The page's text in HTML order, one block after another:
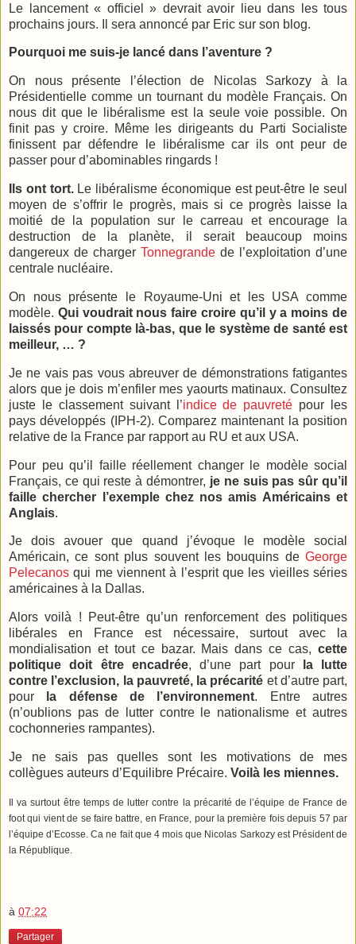
Le lancement « officiel » devrait avoir lieu dans les tous
prochains jours. Il sera annoncé par Eric sur son blog.
Pourquoi me suis-je lancé dans l’aventure ?
On nous présente l’élection de Nicolas Sarkozy à
la
Présidentielle comme un tournant du modèle Français. On
nous dit que le libéralisme est la seule voie possible. On
finit pas y croire. Même les dirigeants du Parti Socialiste
finissent par défendre le libéralisme car ils ont peur de
passer pour d’abominables ringards !
Ils ont tort.Le libéralisme économique est peut-être le seul
moyen de s’offrir le progrès, mais si ce progrès laisse la
moitié de la population sur le carreau et encourage la
destruction de la planète, il serait beaucoup moins
dangereux de charger Tonnegrande de l’exploitation d’une
centrale nucléaire.
On nous présente le Royaume-Uni et les USA comme
modèle. Qui voudrait nous faire croire qu’il y a moins de
laissés pour compte là-bas, que le système de santé est
meilleur, … ?
Je ne vais pas vous abreuver de démonstrations fatigantes
alors que je dois m’enfiler mes yaourts matinaux. Consultez
juste le classement suivant l’indice de pauvreté pour les
pays développés (IPH-2). Comparez maintenant la position
relative de la France par rapport au RU et aux USA.
Pour peu qu’il faille réellement changer le modèle social
Français, ce qui reste à démontrer, je ne suis pas sûr qu’il
faille chercher l’exemple chez nos amis Américains et
Anglais.
Je dois avouer que quand j’évoque le modèle social
Américain, ce sont plus souvent les bouquins de George
Pelecanos qui me viennent à l’esprit que les vieilles séries
américaines à la Dallas.
Alors voilà ! Peut-être qu’un renforcement des politiques
libérales en France est nécessaire, surtout avec la
mondialisation et tout ce bazar. Mais dans ce cas, cette
politique doit être encadrée, d’une part pour
la lutte
contre l’exclusion, la pauvreté, la précarité et d’autre part,
pour
la défense de l’environnement. Entre autres
(n’oublions pas de lutter contre le nationalisme et autres
cochonneries rampantes).
Je ne sais pas quelles sont les motivations de mes
collègues auteurs d’Equilibre Précaire. Voilà les miennes.
Il va surtout être temps de lutter contre la précarité de l’équipe de France de
foot qui vient de se faire battre, en France, pour la première fois depuis 57 par
l’équipe d’Ecosse. Ca ne fait que 4 mois que Nicolas Sarkozy est Président de
la République.
à 07:22
Partager